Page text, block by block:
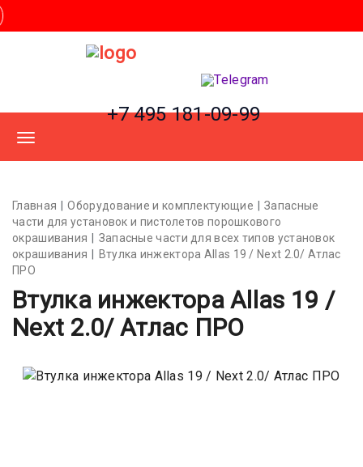
+7 495 181-09-99
Главная Оборудование и комплектующие
Запасные
части для установок и пистолетов порошкового
окрашивания
Запасные части для всех типов установок
окрашивания
Втулка инжектора Allas 19 / Next 2.0/ Атлас
ПРО
Втулка инжектора Allas 19 /
Next 2.0/ Атлас ПРО